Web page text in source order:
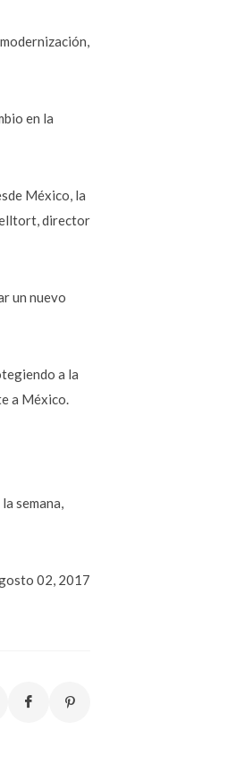
en la
México, la
director
un nuevo
a la
a México.
semana,
02, 2017